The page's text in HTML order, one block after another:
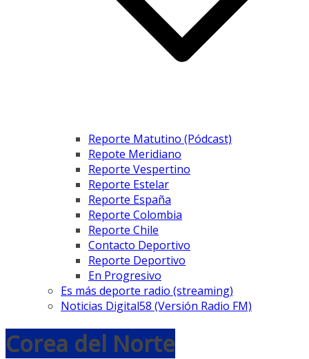
Reporte Matutino (Pódcast)
Repote Meridiano
Reporte Vespertino
Reporte Estelar
Reporte España
Reporte Colombia
Reporte Chile
Contacto Deportivo
Reporte Deportivo
En Progresivo
Es más deporte radio (streaming)
Noticias Digital58 (Versión Radio FM)
Corea del Norte